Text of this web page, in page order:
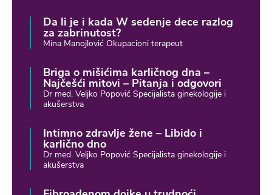
Da li je i kada W sedenje dece razlog
za zabrinutost?
Mina Manojlović Okupacioni terapeut
Briga o mišićima karličnog dna –
Najčešći mitovi – Pitanja i odgovori
Dr med. Veljko Popović Specijalista ginekologije i
akušerstva
Intimno zdravlje žene – Libido i
karlično dno
Dr med. Veljko Popović Specijalista ginekologije i
akušerstva